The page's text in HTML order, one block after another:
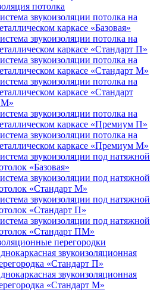
потолка
звукоизоляции потолка на
каркасе «Базовая»
звукоизоляции потолка на
каркасе «Стандарт П»
звукоизоляции потолка на
каркасе «Стандарт М»
звукоизоляции потолка на
каркасе «Стандарт
звукоизоляции потолка на
каркасе «Премиум П»
звукоизоляции потолка на
каркасе «Премиум М»
звукоизоляции под натяжной
«Базовая»
звукоизоляции под натяжной
«Стандарт М»
звукоизоляции под натяжной
«Стандарт П»
звукоизоляции под натяжной
«Стандарт ПМ»
перегородки
звукоизоляционная
«Стандарт П»
звукоизоляционная
«Стандарт М»